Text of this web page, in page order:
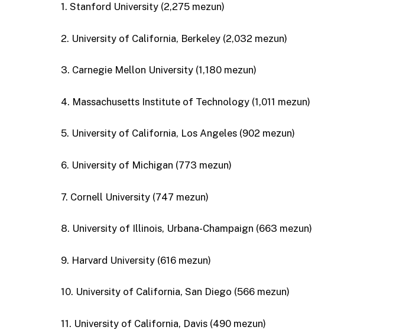
1. Stanford University (2,275 mezun)
2. University of California, Berkeley (2,032 mezun)
3. Carnegie Mellon University (1,180 mezun)
4. Massachusetts Institute of Technology (1,011 mezun)
5. University of California, Los Angeles (902 mezun)
6. University of Michigan (773 mezun)
7. Cornell University (747 mezun)
8. University of Illinois, Urbana-Champaign (663 mezun)
9. Harvard University (616 mezun)
10. University of California, San Diego (566 mezun)
11. University of California, Davis (490 mezun)